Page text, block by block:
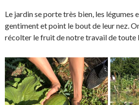
Le jardin se porte très bien, les légumes
gentiment et point le bout de leur nez.
récolter le fruit de notre travail de toute